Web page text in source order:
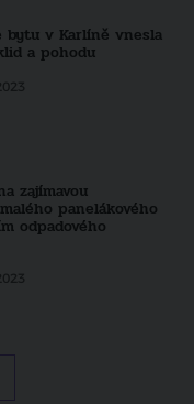
bytu v Karlíně vnesla
a pohodu
zajímavou
panelákového
odpadového